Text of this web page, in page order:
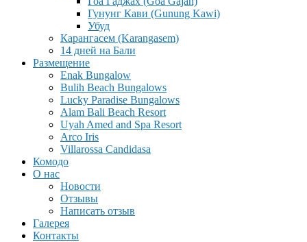
Гунунг Кави (Gunung Kawi)
Убуд
Карангасем (Karangasem)
14 дней на Бали
Размещение
Enak Bungalow
Bulih Beach Bungalows
Lucky Paradise Bungalows
Alam Bali Beach Resort
Uyah Amed and Spa Resort
Arco Iris
Villarossa Candidasa
Комодо
О нас
Новости
Отзывы
Написать отзыв
Галерея
Контакты